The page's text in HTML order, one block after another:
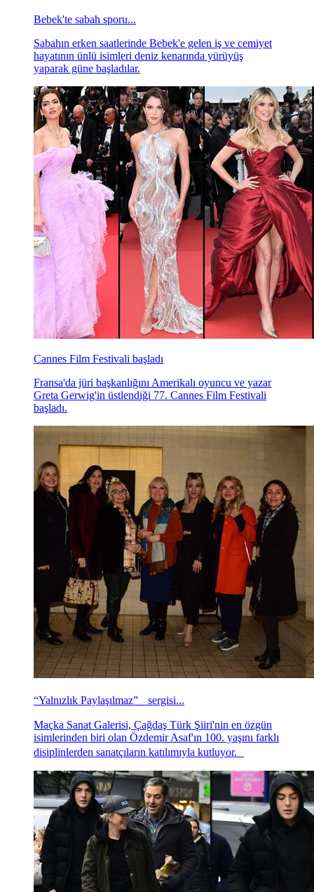
Bebek'te sabah sporu...
Sabahın erken saatlerinde Bebek'e gelen iş ve cemiyet
hayatının ünlü isimleri deniz kenarında yürüyüş
yaparak güne başladılar.
Cannes Film Festivali başladı
Fransa'da jüri başkanlığını Amerikalı oyuncu ve yazar
Greta Gerwig'in üstlendiği 77. Cannes Film Festivali
başladı.
“Yalnızlık Paylaşılmaz” sergisi...
Maçka Sanat Galerisi, Çağdaş Türk Şiiri'nin en özgün
isimlerinden biri olan Özdemir Asaf'ın 100. yaşını farklı
disiplinlerden sanatçıların katılımıyla kutluyor.